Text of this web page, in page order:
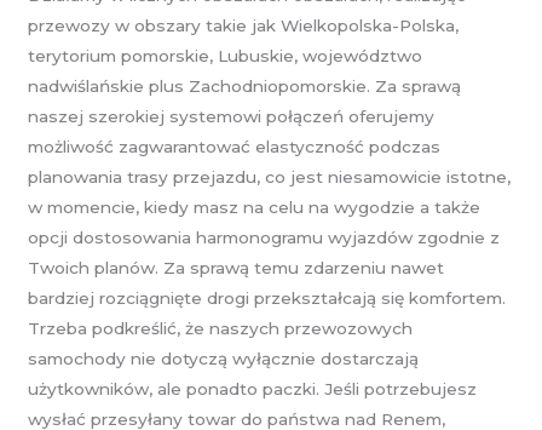
przewozy w obszary takie jak Wielkopolska-Polska,
terytorium pomorskie, Lubuskie, województwo
nadwiślańskie plus Zachodniopomorskie. Za sprawą
naszej szerokiej systemowi połączeń oferujemy
możliwość zagwarantować elastyczność podczas
planowania trasy przejazdu, co jest niesamowicie istotne,
w momencie, kiedy masz na celu na wygodzie a także
opcji dostosowania harmonogramu wyjazdów zgodnie z
Twoich planów. Za sprawą temu zdarzeniu nawet
bardziej rozciągnięte drogi przekształcają się komfortem.
Trzeba podkreślić, że naszych przewozowych
samochody nie dotyczą wyłącznie dostarczają
użytkowników, ale ponadto paczki. Jeśli potrzebujesz
wysłać przesyłany towar do państwa nad Renem,